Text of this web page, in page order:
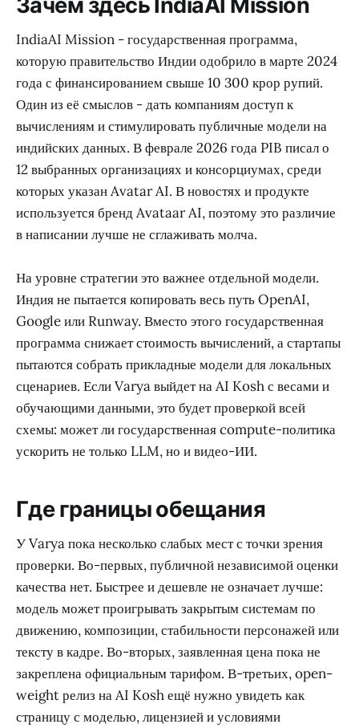
IndiaAI Mission - государственная программа,
которую правительство Индии одобрило в марте 2024
года с финансированием свыше 10 300 крор рупий.
Один из её смыслов - дать компаниям доступ к
вычислениям и стимулировать публичные модели на
индийских данных. В феврале 2026 года PIB писал о
12 выбранных организациях и консорциумах, среди
которых указан Avatar AI. В новостях и продукте
используется бренд Avataar AI, поэтому это различие
в написании лучше не сглаживать молча.
На уровне стратегии это важнее отдельной модели.
Индия не пытается копировать весь путь OpenAI,
Google или Runway. Вместо этого государственная
программа снижает стоимость вычислений, а стартапы
пытаются собрать прикладные модели для локальных
сценариев. Если Varya выйдет на AI Kosh с весами и
обучающими данными, это будет проверкой всей
схемы: может ли государственная compute-политика
ускорить не только LLM, но и видео-ИИ.
Где границы обещания
У Varya пока несколько слабых мест с точки зрения
проверки. Во-первых, публичной независимой оценки
качества нет. Быстрее и дешевле не означает лучше:
модель может проигрывать закрытым системам по
движению, композиции, стабильности персонажей или
тексту в кадре. Во-вторых, заявленная цена пока не
закреплена официальным тарифом. В-третьих, open-
weight релиз на AI Kosh ещё нужно увидеть как
страницу с моделью, лицензией и условиями